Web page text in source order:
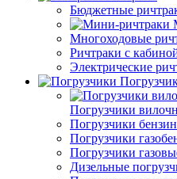
Бюджетные
Многоходовые
Ричтраки с
Электрические
Погрузчики
Погрузчики
Погрузчики
Погрузчики
Дизельные